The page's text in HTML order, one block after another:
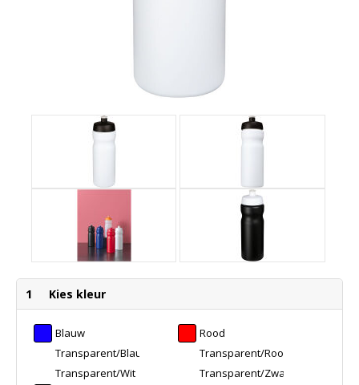
1 Kies kleur
Blauw
Rood
Transparent/Blauw
Transparent/Rood
Transparent/Wit
Transparent/Zwart